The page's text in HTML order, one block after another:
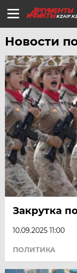
Новости
Закрутка
10.09.2025 11:00
ПОЛИТИКА